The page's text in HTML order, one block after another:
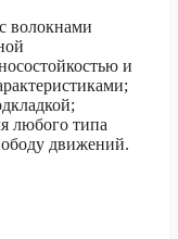
и
любого типа
движений.